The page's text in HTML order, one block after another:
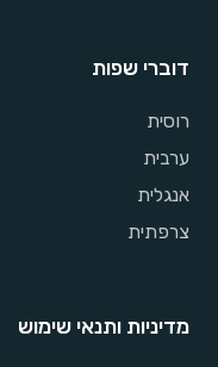
דוברי שפות
רוסית
ערבית
אנגלית
צרפתית
מדיניות ותנאי שימוש